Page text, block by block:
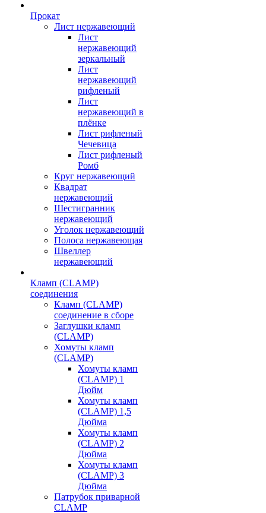
Прокат
Лист нержавеющий
Лист
нержавеющий
зеркальный
Лист
нержавеющий
рифленый
Лист
нержавеющий в
плёнке
Лист рифленый
Чечевица
Лист рифленый
Ромб
Круг нержавеющий
Квадрат
нержавеющий
Шестигранник
нержавеющий
Уголок нержавеющий
Полоса нержавеющая
Швеллер
нержавеющий
Кламп (CLAMP)
соединения
Кламп (CLAMP)
соединение в сборе
Заглушки кламп
(CLAMP)
Хомуты кламп
(CLAMP)
Хомуты кламп
(CLAMP) 1
Дюйм
Хомуты кламп
(CLAMP) 1,5
Дюйма
Хомуты кламп
(CLAMP) 2
Дюйма
Хомуты кламп
(CLAMP) 3
Дюйма
Патрубок приварной
CLAMP